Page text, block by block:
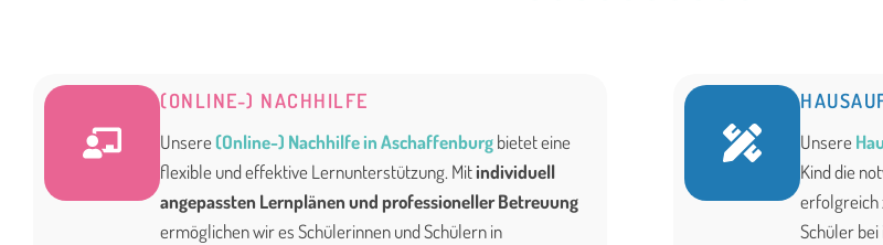
(ONLINE-) NACHHILFE
Unsere(Online-) Nachhilfe in Aschaffenburgbietet eine
flexible und effektive Lernunterstützung. Mitindividuell
angepassten Lernplänen und professioneller Betreuung
ermöglichen wir es Schülerinnen und Schülern in
Unsere
Kind die
erfolgreich
Schüler